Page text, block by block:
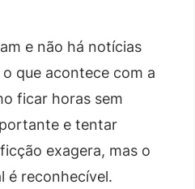
e não há notícias
que acontece com a
ficar horas sem
e tentar
exagera, mas o
é reconhecível.